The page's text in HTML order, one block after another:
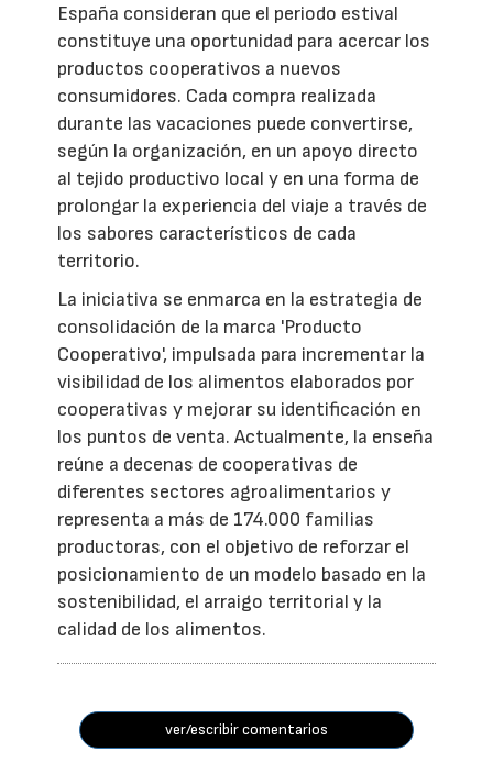
España consideran que el periodo estival
constituye una oportunidad para acercar los
productos cooperativos a nuevos
consumidores. Cada compra realizada
durante las vacaciones puede convertirse,
según la organización, en un apoyo directo
al tejido productivo local y en una forma de
prolongar la experiencia del viaje a través de
los sabores característicos de cada
territorio.
La iniciativa se enmarca en la estrategia de
consolidación de la marca 'Producto
Cooperativo', impulsada para incrementar la
visibilidad de los alimentos elaborados por
cooperativas y mejorar su identificación en
los puntos de venta. Actualmente, la enseña
reúne a decenas de cooperativas de
diferentes sectores agroalimentarios y
representa a más de 174.000 familias
productoras, con el objetivo de reforzar el
posicionamiento de un modelo basado en la
sostenibilidad, el arraigo territorial y la
calidad de los alimentos.
ver/escribir comentarios